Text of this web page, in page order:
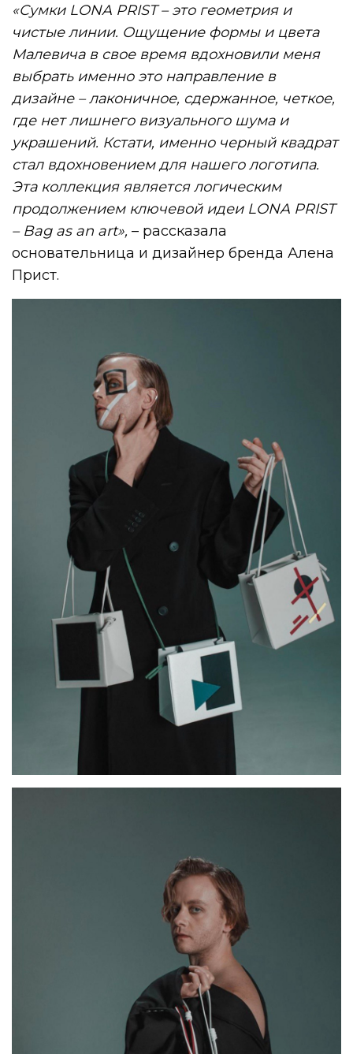
«Сумки LONA PRIST – это геометрия и
чистые линии. Ощущение формы и цвета
Малевича в свое время вдохновили меня
выбрать именно это направление в
дизайне – лаконичное, сдержанное, четкое,
где нет лишнего визуального шума и
украшений. Кстати, именно черный квадрат
стал вдохновением для нашего логотипа.
Эта коллекция является логическим
продолжением ключевой идеи LONA PRIST
– Bag as an art», – рассказала
основательница и дизайнер бренда Алена
Прист.